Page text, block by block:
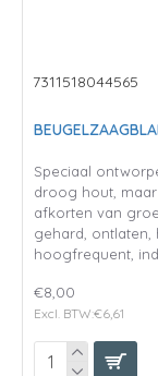
7311518044565
Speciaal
droog hout,
afkorten van
gehard, ontlaten,
hoogfrequent,
€8,00
Excl. BTW:€6,61